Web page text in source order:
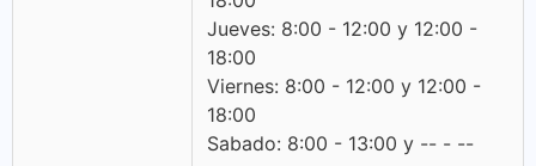
Jueves: 8:00 - 12:00 y 12:00 -
18:00
Viernes: 8:00 - 12:00 y 12:00 -
18:00
Sabado: 8:00 - 13:00 y -- - --